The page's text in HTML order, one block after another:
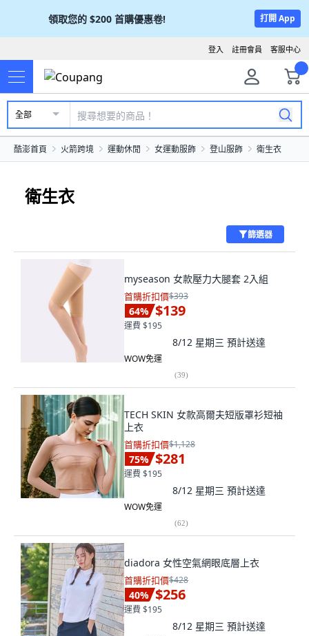
領取您的 $200 首購優惠卷! 打開 App
客服中心
註冊會員
登入
全部
酷澎首頁 火箭跨境 運動休閒 女運動服飾 登山服飾 衛生衣
衛生衣
篩選器
myseason 女款壓力大腿套 2入組
首購折扣價$393
64% $139
運費 $195
8/12 星期三 預計送達
WOW免運
(39)
TECH SKIN 女款高爾夫短版罩衫短袖
上衣
首購折扣價$1,128
75% $281
運費 $195
8/12 星期三 預計送達
WOW免運
(62)
diadora 女性空氣網眼底層上衣
首購折扣價$428
40% $256
運費 $195
8/12 星期三 預計送達